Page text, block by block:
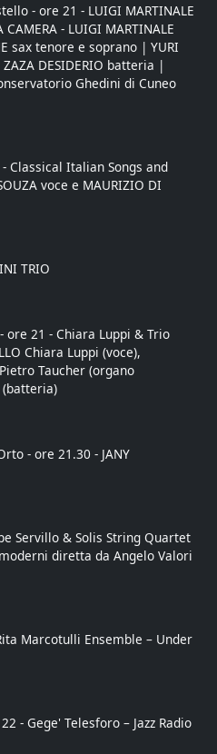
- ore 21 - LUIGI MARTINALE
CAMERA - LUIGI MARTINALE
sax tenore e soprano | YURI
DESIDERIO batteria |
Ghedini di Cuneo
Classical Italian Songs and
voce e MAURIZIO DI
TRIO
21 - Chiara Luppi & Trio
Chiara Luppi (voce),
Taucher (organo
- ore 21.30 - JANY
Servillo & Solis String Quartet
diretta da Angelo Valori
Marcotulli Ensemble – Under
- Gege' Telesforo – Jazz Radio